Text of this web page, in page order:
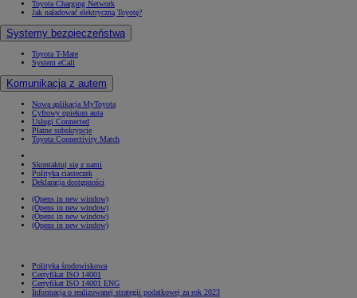
Toyota Charging Network
Jak naładować elektryczną Toyotę?
Systemy bezpieczeństwa
Toyota T-Mate
System eCall
Komunikacja z autem
Nowa aplikacja MyToyota
Cyfrowy opiekun auta
Usługi Connected
Płatne subskrypcje
Toyota Connectivity Match
Skontaktuj się z nami
Polityka ciasteczek
Deklaracja dostępności
(Opens in new window)
(Opens in new window)
(Opens in new window)
(Opens in new window)
Polityka środowiskowa
Certyfikat ISO 14001
Certyfikat ISO 14001 ENG
Informacja o realizowanej strategii podatkowej za rok 2023